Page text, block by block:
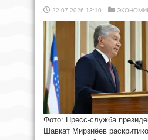
22.07.2026 13:10
Фото: Пресс-служба
Шавкат Мирзиёев